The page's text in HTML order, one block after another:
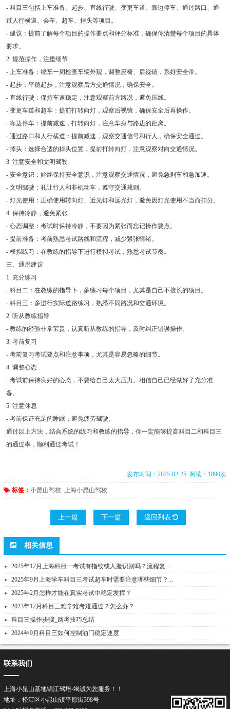
- 科目三包括上车准备、起步、直线行驶、变更车道、靠边停车、通过路口、通
过人行横道、会车、超车、掉头等项目。
- 建议：提前了解每个项目的操作要点和评分标准，确保你清楚每个项目的具体
要求。
2. 规范操作，注重细节
- 上车准备：绕车一周检查车辆外观，调整座椅、后视镜，系好安全带。
- 起步：平稳起步，注意观察后方交通情况，确保安全。
- 直线行驶：保持车速稳定，注意观察前方路况，避免压线。
- 变更车道和超车：提前打转向灯，观察后视镜，确保安全后再操作。
- 靠边停车：提前减速，打转向灯，注意车身与路边的距离。
- 通过路口和人行横道：提前减速，观察交通信号和行人，确保安全通过。
- 掉头：选择合适的掉头位置，提前打转向灯，注意观察对向交通情况。
3. 注意安全和文明驾驶
- 安全意识：始终保持安全意识，注意观察交通情况，避免急刹车和急加速。
- 文明驾驶：礼让行人和非机动车，遵守交通规则。
- 灯光使用：正确使用转向灯、近光灯和远光灯，避免因灯光使用不当而扣分。
4. 保持冷静，避免紧张
- 心态调整：考试时保持冷静，不要因为紧张而忘记操作要点。
- 提前准备：考前熟悉考试路线和流程，减少紧张情绪。
- 模拟练习：在教练的指导下进行模拟考试，熟悉考试节奏。
三、通用建议
1. 充分练习
- 科目二：在教练的指导下，多练习每个项目，尤其是自己不擅长的项目。
- 科目三：多进行实际道路练习，熟悉不同路况和交通环境。
2. 听从教练指导
- 教练的经验非常宝贵，认真听从教练的指导，及时纠正错误操作。
3. 考前复习
- 考前复习考试要点和注意事项，尤其是容易忽略的细节。
4. 调整心态
- 考试前保持良好的心态，不要给自己太大压力。相信自己已经做好了充分准
备。
5. 注意休息
- 考前保证充足的睡眠，避免疲劳驾驶。
通过以上方法，结合系统的练习和教练的指导，你一定能够提高科目二和科目三
的通过率，顺利通过考试！
发布时间：2025-02-25 阅读：1890次
标签： 小昆山驾校 上海小昆山驾校
上一篇 下一篇 返回列表
相关信息
2025年12月上海科目一考试有指纹或人脸识别吗？流程复...
2025年9月上海学车科目三考试超车时需要注意哪些细节？...
2025年2月怎样才能在真实考试中稳定发挥？
2023年12月科目三难学难考难通过？怎么办？
科目三操作步骤_路考技巧总结
2024年9月科目三如何控制油门稳定速度
联系我们
上海小昆山基地锦江驾培-竭诚为您服务！！
地址：松江区小昆山镇平原街398号